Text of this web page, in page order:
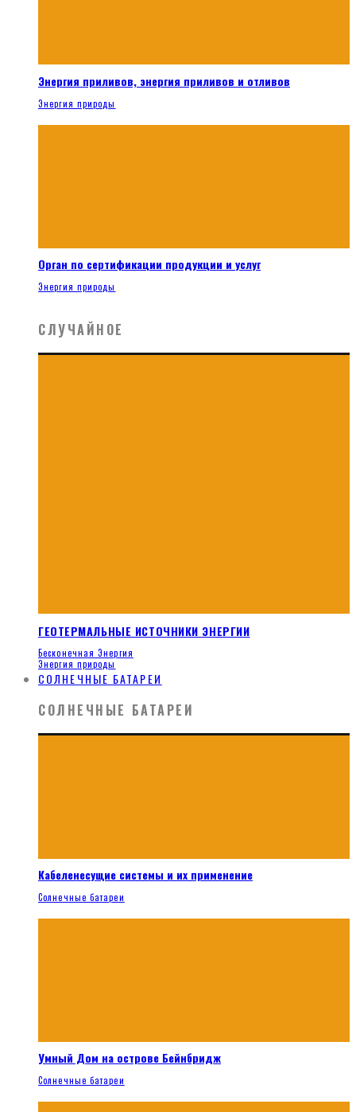
Энергия приливов, энергия приливов и отливов
Энергия природы
Орган по сертификации продукции и услуг
Энергия природы
СЛУЧАЙНОЕ
ГЕОТЕРМАЛЬНЫЕ ИСТОЧНИКИ ЭНЕРГИИ
Бесконечная Энергия
Энергия природы
СОЛНЕЧНЫЕ БАТАРЕИ
СОЛНЕЧНЫЕ БАТАРЕИ
Кабеленесущие системы и их применение
Солнечные батареи
Умный Дом на острове Бейнбридж
Солнечные батареи